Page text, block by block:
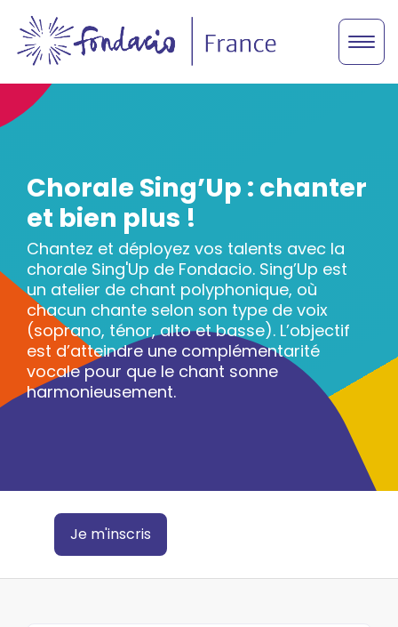
Chorale Sing’Up : chanter
et bien plus !
Chantez et déployez vos talents avec la
chorale Sing'Up de Fondacio. Sing’Up est
un atelier de chant polyphonique, où
chacun chante selon son type de voix
(soprano, ténor, alto et basse). L’objectif
est d’atteindre une complémentarité
vocale pour que le chant sonne
harmonieusement.
Je m'inscris